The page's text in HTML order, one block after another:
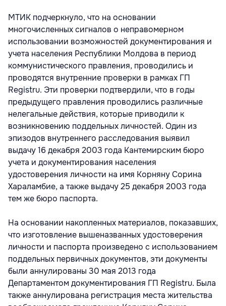
МТИК подчеркнуло, что на основании
многочисленных сигналов о неправомерном
использовании возможностей документирования и
учета населения Республики Молдова в период
коммунистического правления, проводились и
проводятся внутренние проверки в рамках ГП
Registru. Эти проверки подтвердили, что в годы
предыдущего правления проводились различные
нелегальные действия, которые приводили к
возникновению поддельных личностей. Один из
эпизодов внутреннего расследования выявил
выдачу 16 декабря 2003 года Кантемирским бюро
учета и документирования населения
удостоверения личности на имя Корняну Сорина
Хараламбие, а также выдачу 25 декабря 2003 года
тем же бюро паспорта.
На основании накопленных материалов, показавших,
что изготовление вышеназванных удостоверения
личности и паспорта произведено с использованием
поддельных первичных документов, эти документы
были аннулированы 30 мая 2013 года
Департаментом документирования ГП Registru. Была
также аннулирована регистрация места жительства